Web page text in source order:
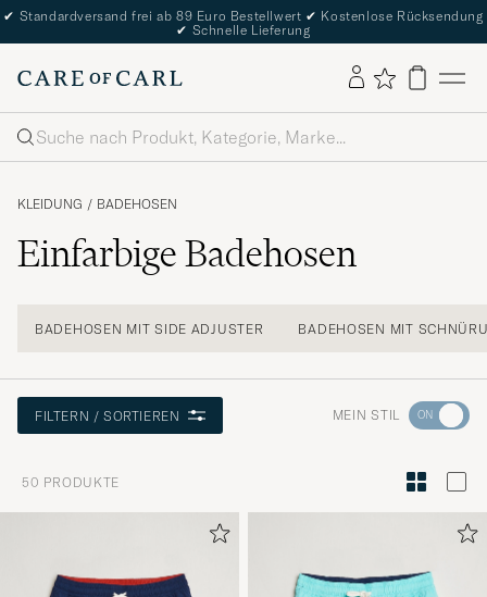
✔ Standardversand frei ab 89 Euro Bestellwert ✔ Kostenlose Rücksendung
✔ Schnelle Lieferung
Suche
KLEIDUNG / BADEHOSEN
Einfarbige Badehosen
BADEHOSEN MIT SIDE ADJUSTER BADEHOSEN MIT
FILTERN / SORTIEREN MEIN STIL Wechseln
zur
Funktion
50 PRODUKTE